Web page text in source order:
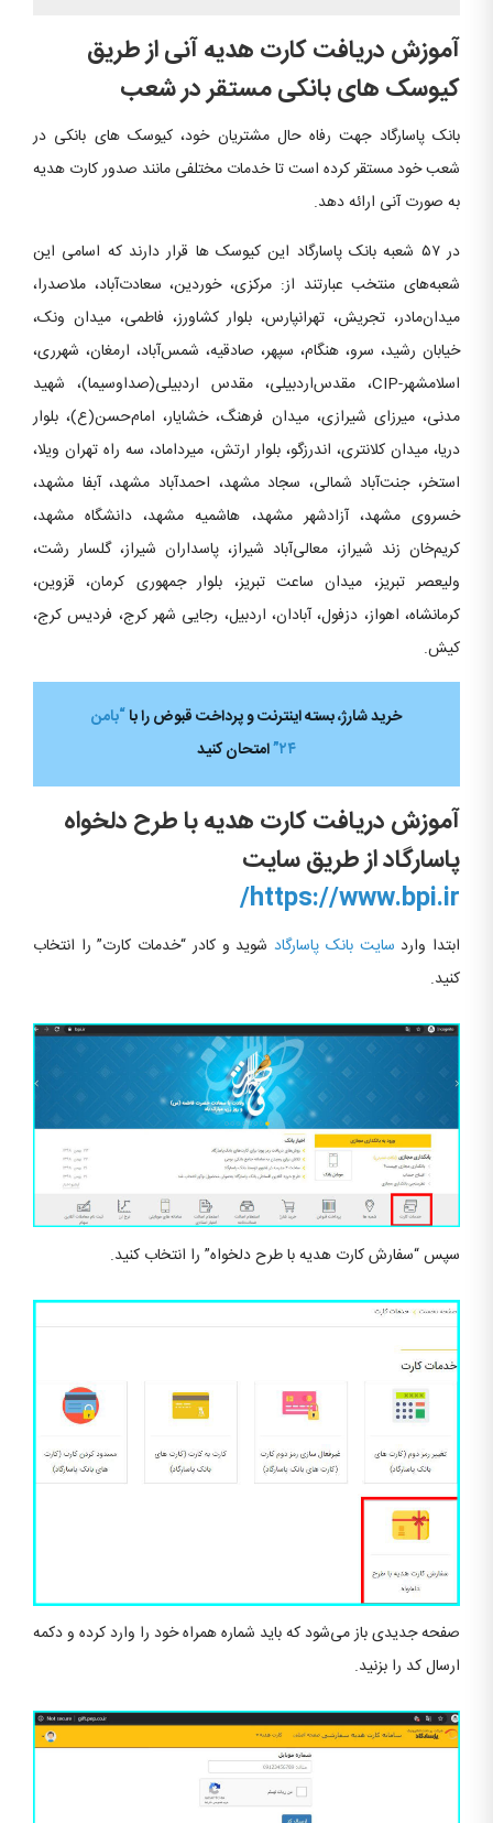
آموزش دریافت کارت هدیه آنی از طریق
کیوسک های بانکی مستقر در شعب
بانک پاسارگاد جهت رفاه حال مشتریان خود، کیوسک های بانکی در
شعب خود مستقر کرده است تا خدمات مختلفی مانند صدور کارت هدیه
به صورت آنی ارائه دهد.
در ۵۷ شعبه بانک پاسارگاد این کیوسک ها قرار دارند که اسامی این
شعبه‌های منتخب عبارتند از: مرکزی، خوردین، سعادت‌آباد، ملاصدرا،
میدان‌مادر، تجریش، تهرانپارس، بلوار کشاورز، فاطمی، میدان ونک،
خیابان رشید، سرو، هنگام، سپهر، صادقیه، شمس‌آباد، ارمغان، شهرری،
اسلامشهر-CIP، مقدس‌اردبیلی، مقدس اردبیلی(صداوسیما)، شهید
مدنی، میرزای شیرازی، میدان فرهنگ، خشایار، امام‌حسن(ع)، بلوار
دریا، میدان کلانتری، اندرزگو، بلوار ارتش، میرداماد، سه راه تهران ویلا،
استخر، جنت‌آباد شمالی، سجاد مشهد، احمدآباد مشهد، آبفا مشهد،
خسروی مشهد، آزادشهر مشهد، هاشمیه مشهد، دانشگاه مشهد،
کریم‌خان زند شیراز، معالی‌آباد شیراز، پاسداران شیراز، گلسار رشت،
ولیعصر تبریز، میدان‌ ساعت تبریز، بلوار جمهوری کرمان، قزوین،
کرمانشاه، اهواز، دزفول، آبادان، اردبیل، رجایی شهر کرج، فردیس کرج،
کیش.
خرید شارژ، بسته اینترنت و پرداخت قبوض را با“بامن
۲۴” امتحان کنید
آموزش دریافت کارت هدیه با طرح دلخواه
پاسارگاد از طریق سایت
https://www.bpi.ir/
ابتدا وارد سایت بانک پاسارگاد شوید و کادر “خدمات کارت” را انتخاب
کنید.
سپس “سفارش کارت هدیه با طرح دلخواه” را انتخاب کنید.
صفحه جدیدی باز می‌شود که باید شماره همراه خود را وارد کرده و دکمه
ارسال کد را بزنید.